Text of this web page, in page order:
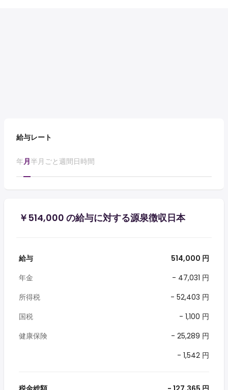
給与レート
年月半月ごと週間日時間
￥514,000 の給与に対する源泉徴収日本
給与
514,000 円
年金
- 47,031 円
所得税
- 52,403 円
国税
- 1,100 円
健康保険
- 25,289 円
- 1,542 円